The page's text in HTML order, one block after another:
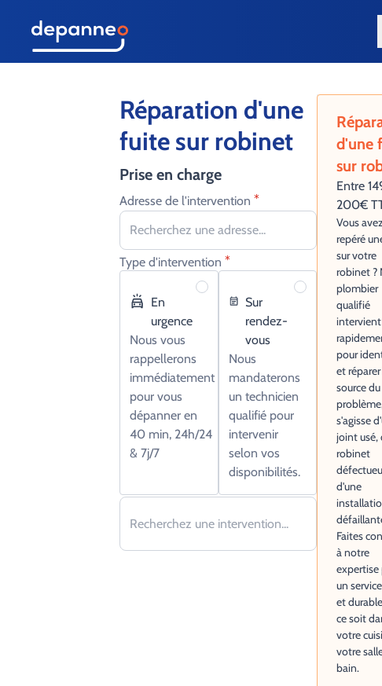
Réparation d'une
fuite sur robinet
Prise en charge
Adresse de l'intervention *
Type d'intervention *
En
urgence
Nous vous
rappellerons
immédiatement
pour vous
dépanner en
40 min, 24h/24
& 7j/7
Sur
rendez-
vous
Nous
mandaterons
un technicien
qualifié pour
intervenir
selon vos
disponibilités.
d'une
sur
Entre
200€
Vous
repéré
sur votre
robinet ?
plombier
qualifié
intervient
pour
et
source du
s'agisse
joint usé,
robinet
d'une
Faites
à notre
expertise
un
et
ce soit
votre
votre
bain.